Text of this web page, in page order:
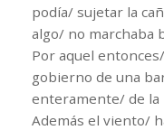
podía/ sujetar la
algo/ no marchaba
Por aquel
gobierno de una
enteramente/ de la
Además el viento/